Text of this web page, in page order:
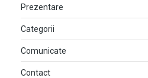
Prezentare
Categorii
Comunicate
Contact